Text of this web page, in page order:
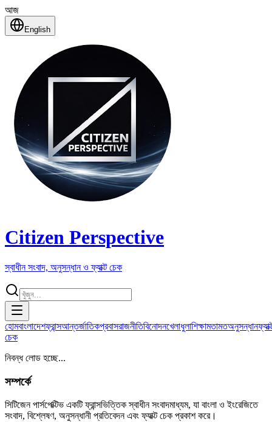
আজ
English
Citizen Perspective
স্বাধীন সংবাদ, অনুসন্ধান ও ফ্যাক্ট চেক
হোমবাংলাদেশফ্রান্সআন্তর্জাতিকপ্রবাসরাজনীতিবিনোদনখেলাধুলাশিক্ষামতামতঅনুসন্ধান
চেক
নিবন্ধ লোড হচ্ছে...
সম্পর্কে
সিটিজেন পার্সপেক্টিভ একটি ফ্রান্সভিত্তিক স্বাধীন সংবাদমাধ্যম, যা বাংলা ও ইংরেজিতে
সংবাদ, বিশ্লেষণ, অনুসন্ধানী প্রতিবেদন এবং ফ্যাক্ট চেক প্রকাশ করে।